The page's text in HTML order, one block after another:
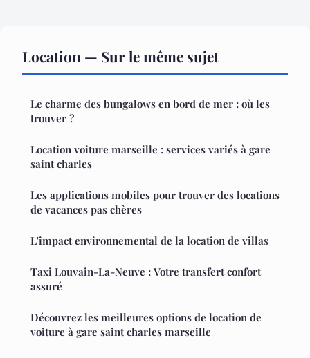
Location — Sur le même sujet
Le charme des bungalows en bord de mer : où les
trouver ?
Location voiture marseille : services variés à gare
saint charles
Les applications mobiles pour trouver des locations
de vacances pas chères
L'impact environnemental de la location de villas
Taxi Louvain-La-Neuve : Votre transfert confort
assuré
Découvrez les meilleures options de location de
voiture à gare saint charles marseille